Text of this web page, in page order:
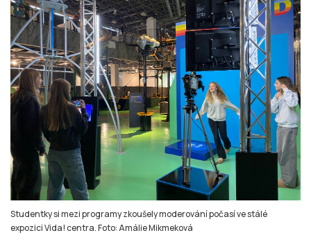
Studentky si mezi programy zkoušely moderování počasí ve stálé
expozici Vida! centra. Foto: Amálie Mikmeková